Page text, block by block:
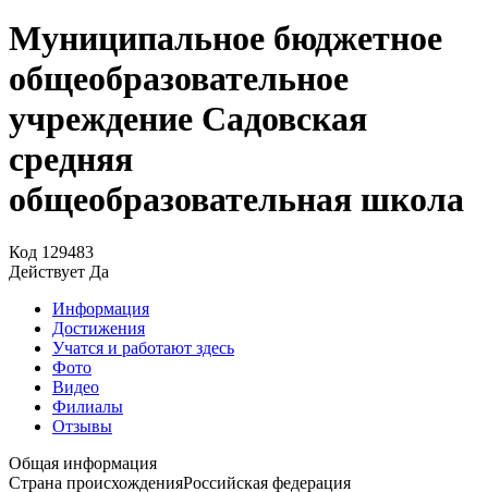
Муниципальное бюджетное
общеобразовательное
учреждение Садовская
средняя
общеобразовательная школа
Код 129483
Действует Да
Информация
Достижения
Учатся и работают здесь
Фото
Видео
Филиалы
Отзывы
Общая информация
Страна происхожденияРоссийская федерация